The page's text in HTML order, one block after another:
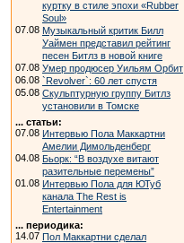
куртку в стиле эпохи «Rubber
Soul»
07.08 Музыкальный критик Билл
Уаймен представил рейтинг
песен Битлз в новой книге
07.08 Умер продюсер Уильям Орбит
06.08 `Revolver`: 60 лет спустя
05.08 Скульптурную группу Битлз
установили в Томске
... статьи:
07.08 Интервью Пола Маккартни
Амелии Димольденберг
04.08 Бьорк: “В воздухе витают
разительные перемены”
01.08 Интервью Пола для ЮТуб
канала The Rest is
Entertainment
... периодика:
14.07 Пол Маккартни сделал